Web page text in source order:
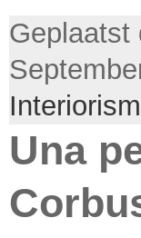
Geplaatst
Una